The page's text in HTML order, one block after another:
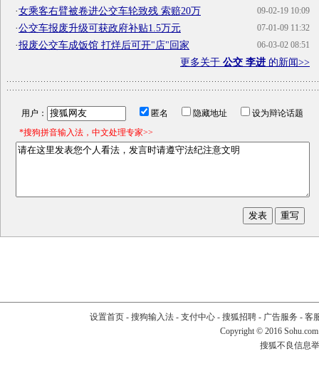
09-02-19 10:09
·女乘客右臂被卷进公交车轮致残 索赔20万
07-01-09 11:32
·公交车报废升级可获政府补贴1.5万元
06-03-02 08:51
·报废公交车成饭馆 打烊后可开"店"回家
更多关于 公交 李进 的新闻>>
用户： 匿名 隐藏地址
设为辩论话题
*搜狗拼音输入法，中文处理专家>>
设置首页- 搜狗输入法- 支付中心- 搜狐招聘- 广告服务 - 客
Copyright © 2016
搜狐不良信息